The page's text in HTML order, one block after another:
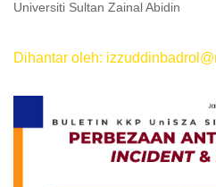
Universiti Sultan Zainal Abidin
Dihantar oleh: